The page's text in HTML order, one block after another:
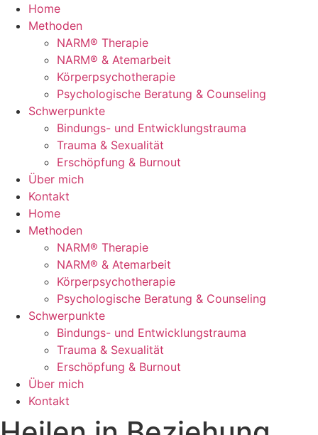
Zum
Inhalt
springen
Home
Methoden
NARM® Therapie
NARM® & Atemarbeit
Körperpsychotherapie
Psychologische Beratung & Counseling
Schwerpunkte
Bindungs- und Entwicklungstrauma
Trauma & Sexualität
Erschöpfung & Burnout
Über mich
Kontakt
Home
Methoden
NARM® Therapie
NARM® & Atemarbeit
Körperpsychotherapie
Psychologische Beratung & Counseling
Schwerpunkte
Bindungs- und Entwicklungstrauma
Trauma & Sexualität
Erschöpfung & Burnout
Über mich
Kontakt